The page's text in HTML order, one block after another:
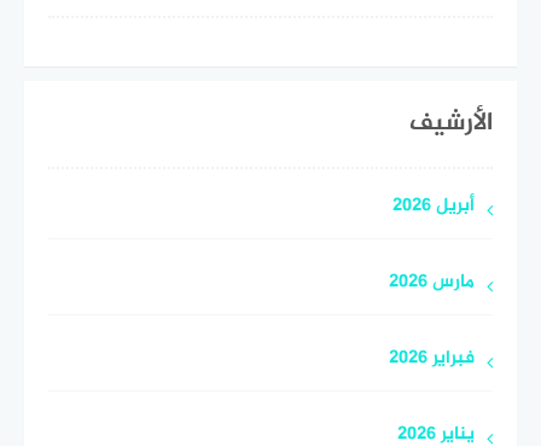
الأرشيف
أبريل 2026
مارس 2026
فبراير 2026
يناير 2026